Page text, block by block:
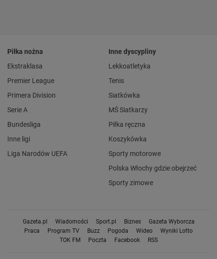
Piłka nożna
Ekstraklasa
Premier League
Primera Division
Serie A
Bundesliga
Inne ligi
Liga Narodów UEFA
Inne dyscypliny
Lekkoatletyka
Tenis
Siatkówka
MŚ Siatkarzy
Piłka ręczna
Koszykówka
Sporty motorowe
Polska Włochy gdzie obejrzeć
Sporty zimowe
Gazeta.pl Wiadomości Sport.pl Biznes
Gazeta Wyborcza
Praca
Program TV Buzz Pogoda Wideo
Wyniki Lotto
TOK FM
Poczta Facebook RSS